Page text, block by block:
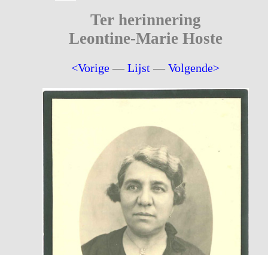
Ter herinnering
Leontine-Marie Hoste
<Vorige —Lijst —Volgende>